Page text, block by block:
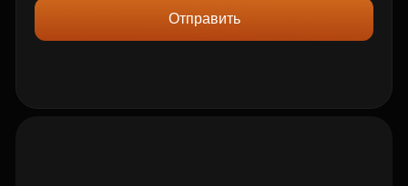
Отправить